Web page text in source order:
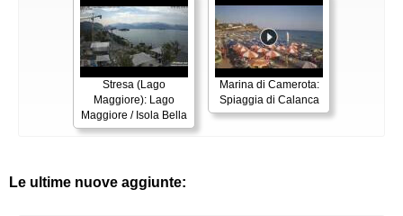
Stresa (Lago
Maggiore): Lago
Maggiore / Isola Bella
Marina di Camerota:
Spiaggia di Calanca
Le ultime nuove aggiunte: